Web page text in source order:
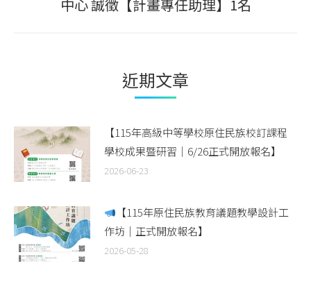
post:
中心 誠徵【計畫專任助理】1名
近期文章
【115年高級中等學校原住民族校訂課程
學校成果暨研習｜6/26正式開放報名】
2026-06-23
【115年原住民族教育議題教學設計工
作坊｜正式開放報名】
2026-05-28